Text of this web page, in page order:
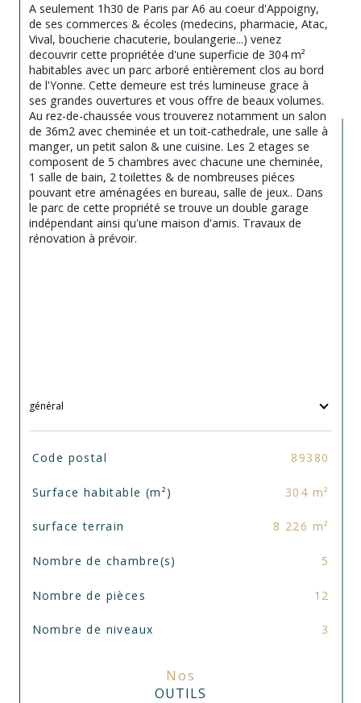
A seulement 1h30 de Paris par A6 au coeur d'Appoigny,
de ses commerces & écoles (medecins, pharmacie, Atac,
Vival, boucherie chacuterie, boulangerie...) venez
decouvrir cette propriétée d'une superficie de 304 m²
habitables avec un parc arboré entièrement clos au bord
de l'Yonne. Cette demeure est trés lumineuse grace à
ses grandes ouvertures et vous offre de beaux volumes.
Au rez-de-chaussée vous trouverez notamment un salon
de 36m2 avec cheminée et un toit-cathedrale, une salle à
manger, un petit salon & une cuisine. Les 2 etages se
composent de 5 chambres avec chacune une cheminée,
1 salle de bain, 2 toilettes & de nombreuses piéces
pouvant etre aménagées en bureau, salle de jeux.. Dans
le parc de cette propriété se trouve un double garage
indépendant ainsi qu'une maison d'amis. Travaux de
rénovation à prévoir.
général
TRAD_SIROCCO_Caracteristique
Code postal 89380
Surface habitable (m²) 304 m²
surface terrain 8 226 m²
Nombre de chambre(s) 5
Nombre de pièces 12
Nombre de niveaux 3
Nos
OUTILS